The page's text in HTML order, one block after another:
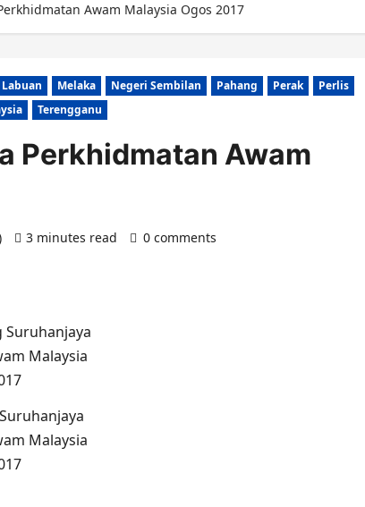
Awam Malaysia Ogos 2017
Labuan Melaka Negeri Sembilan Pahang Perak
Perlis
Terengganu
Perkhidmatan Awam
3 minutes read 0 comments
Malaysia